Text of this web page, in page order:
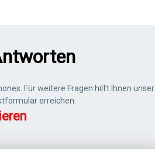
Für weitere Fragen hilft Ihnen unser
erreichen.